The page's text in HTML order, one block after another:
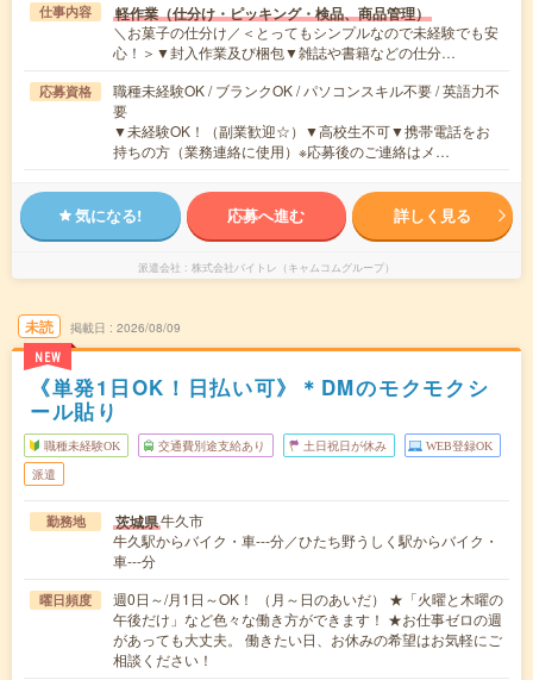
仕事内容 軽作業（仕分け・ピッキング・検品、商品管理）
＼お菓子の仕分け／＜とってもシンプルなので未経験でも安
心！＞▼封入作業及び梱包▼雑誌や書籍などの仕分…
応募資格
職種未経験OK / ブランクOK / パソコンスキル不要 / 英語力不
要
▼未経験OK！（副業歓迎☆）▼高校生不可▼携帯電話をお
持ちの方（業務連絡に使用）※応募後のご連絡はメ…
気になる! 応募へ進む 詳しく見る
派遣会社 株式会社バイトレ（キャムコムグループ）
未読
NEW
掲載日 2026/08/09
《単発1日OK！日払い可》＊DMのモクモクシ
ール貼り
職種未経験OK 交通費別途支給あり 土日祝日が休み WEB登録OK
派遣
勤務地 茨城県牛久市
牛久駅からバイク・車---分／ひたち野うしく駅からバイク・
車---分
曜日頻度
週0日～/月1日～OK！ （月～日のあいだ） ★「火曜と木曜の
午後だけ」など色々な働き方ができます！ ★お仕事ゼロの週
があっても大丈夫。 働きたい日、お休みの希望はお気軽にご
相談ください！